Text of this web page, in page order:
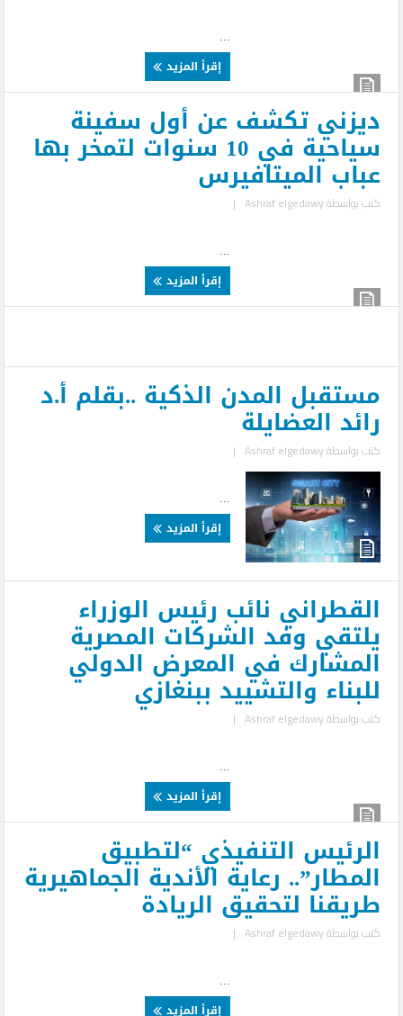
إقرأ المزيد
ديزني تكشف عن أول سفينة
سياحية في 10 سنوات لتمخر بها
عباب الميتافيرس
كتب بواسطةAshraf elgedawy
|
إقرأ المزيد
مستقبل المدن الذكية ..بقلم أ.د
رائد العضايلة
كتب بواسطةAshraf elgedawy
|
إقرأ المزيد
القطراني نائب رئيس الوزراء
يلتقي وفد الشركات المصرية
المشارك في المعرض الدولي
للبناء والتشييد ببنغازي
كتب بواسطةAshraf elgedawy
|
إقرأ المزيد
الرئيس التنفيذي “لتطبيق
المطار”.. رعاية الأندية الجماهيرية
طريقنا لتحقيق الريادة
كتب بواسطةAshraf elgedawy
|
إقرأ المزيد